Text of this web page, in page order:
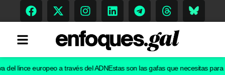
europeo a través del ADNEstas son las gafas que necesitas para ver